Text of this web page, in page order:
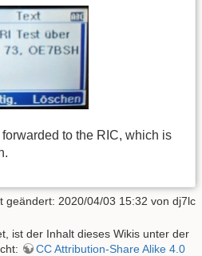
to the RIC, which is
geändert: 2020/04/03 15:32 von dj7lc
ist der Inhalt dieses Wikis unter der
CC Attribution-Share Alike 4.0